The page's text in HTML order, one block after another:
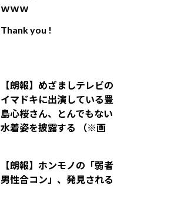
ｗｗｗ
Thank you !
【朗報】めざましテレビの
イマドキに出演している豊
島心桜さん、とんでもない
水着姿を披露する （※画
【朗報】ホンモノの「弱者
男性合コン」、発見される